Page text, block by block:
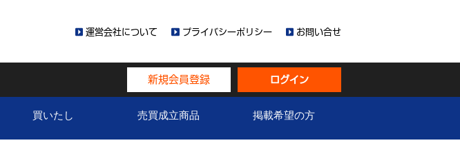
運営会社について プライバシーポリシー お問い合せ
新規会員登録 ログイン
買いたし 売買成立商品 掲載希望の方